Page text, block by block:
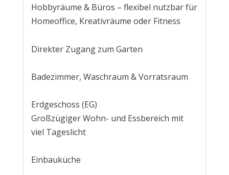
Hobbyräume & Büros – flexibel nutzbar für
Homeoffice, Kreativräume oder Fitness
Direkter Zugang zum Garten
Badezimmer, Waschraum & Vorratsraum
Erdgeschoss (EG)
Großzügiger Wohn- und Essbereich mit
viel Tageslicht
Einbauküche